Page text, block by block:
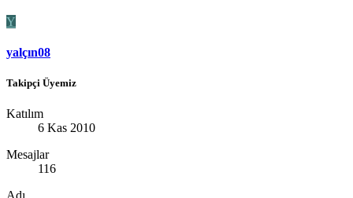
Y
yalçın08
Takipçi Üyemiz
Katılım
6 Kas 2010
Mesajlar
116